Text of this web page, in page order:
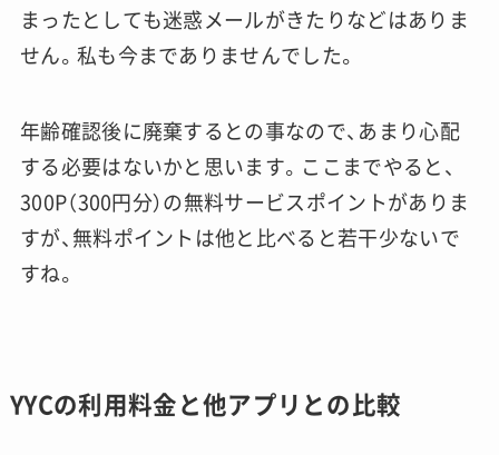
まったとしても迷惑メールがきたりなどはありま
せん。私も今までありませんでした。
年齢確認後に廃棄するとの事なので、あまり心配
する必要はないかと思います。ここまでやると、
300P（300円分）の無料サービスポイントがありま
すが、無料ポイントは他と比べると若干少ないで
すね。
YYCの利用料金と他アプリとの比較